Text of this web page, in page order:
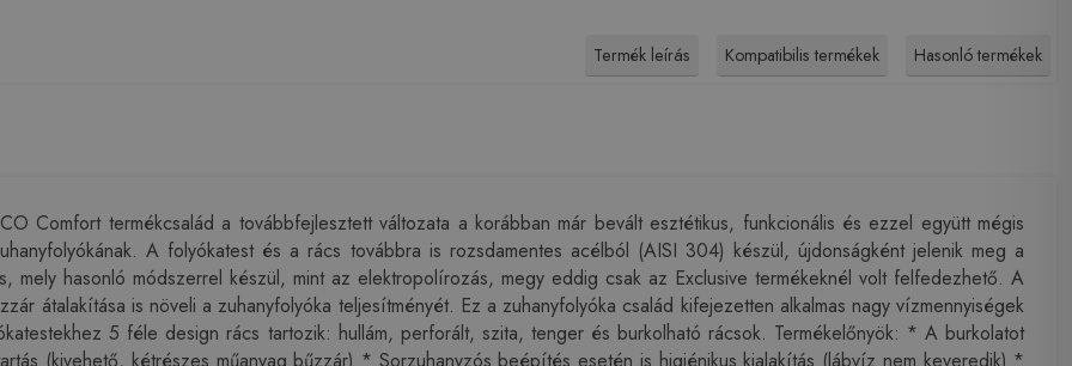
Termék leírás Kompatibilis termékek Hasonló termékek
Comfort termékcsalád a továbbfejlesztett változata a korábban már bevált esztétikus, funkcionális és ezzel együtt mégis
A folyókatest és a rács továbbra is rozsdamentes acélból (AISI 304) készül, újdonságként jelenik meg a
mely hasonló módszerrel készül, mint az elektropolírozás, megy eddig csak az Exclusive termékeknél volt felfedezhető. A
átalakítása is növeli a zuhanyfolyóka teljesítményét. Ez a zuhanyfolyóka család kifejezetten alkalmas nagy vízmennyiségek
5 féle design rács tartozik: hullám, perforált, szita, tenger és burkolható rácsok. Termékelőnyök: * A burkolatot
(kivehető, kétrészes műanyag bűzzár) * Sorzuhanyzós beépítés esetén is higiénikus kialakítás (lábvíz nem keveredik) *